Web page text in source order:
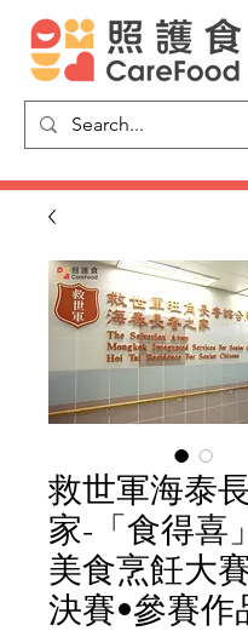
救世軍海泰
家-「食得喜
美食烹飪大
決賽•參賽作